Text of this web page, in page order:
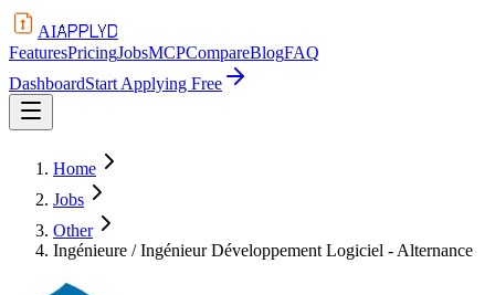
AIAPPLYD
FeaturesPricingJobsMCPCompareBlogFAQ
DashboardStart Applying Free
Home
Jobs
Other
Ingénieure / Ingénieur Développement Logiciel - Alternance